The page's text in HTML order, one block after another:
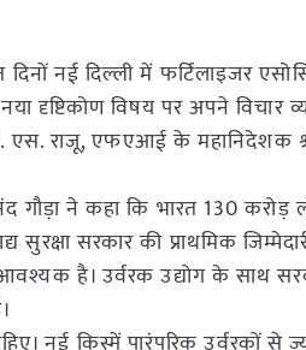
दिनों नई दिल्ली में फर्टिलाइजर
दृष्टिकोण विषय पर अपने
राजू, एफएआई के महानिदेशक
ने कहा कि भारत 130 करोड़
सरकार की प्राथमिक
आवश्यक है। उर्वरक उद्योग के साथ